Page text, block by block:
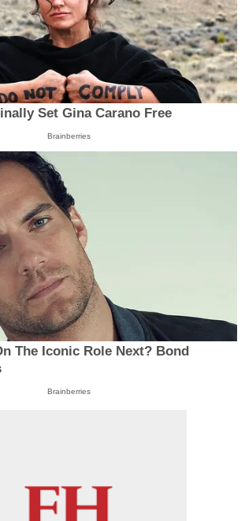
Set Gina Carano Free
Brainberries
The Iconic Role Next? Bond
Brainberries